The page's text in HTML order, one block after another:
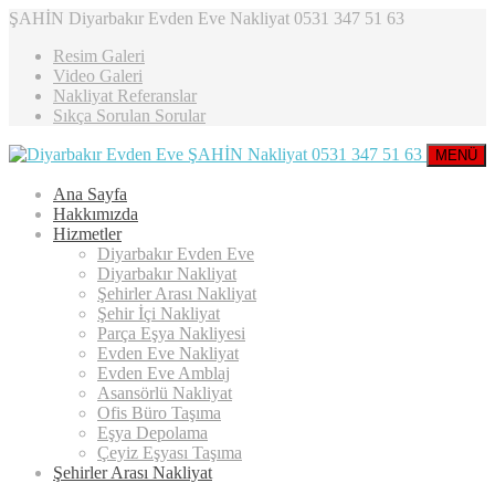
ŞAHİN Diyarbakır Evden Eve Nakliyat 0531 347 51 63
Resim Galeri
Video Galeri
Nakliyat Referanslar
Sıkça Sorulan Sorular
MENÜ
Ana Sayfa
Hakkımızda
Hizmetler
Diyarbakır Evden Eve
Diyarbakır Nakliyat
Şehirler Arası Nakliyat
Şehir İçi Nakliyat
Parça Eşya Nakliyesi
Evden Eve Nakliyat
Evden Eve Amblaj
Asansörlü Nakliyat
Ofis Büro Taşıma
Eşya Depolama
Çeyiz Eşyası Taşıma
Şehirler Arası Nakliyat